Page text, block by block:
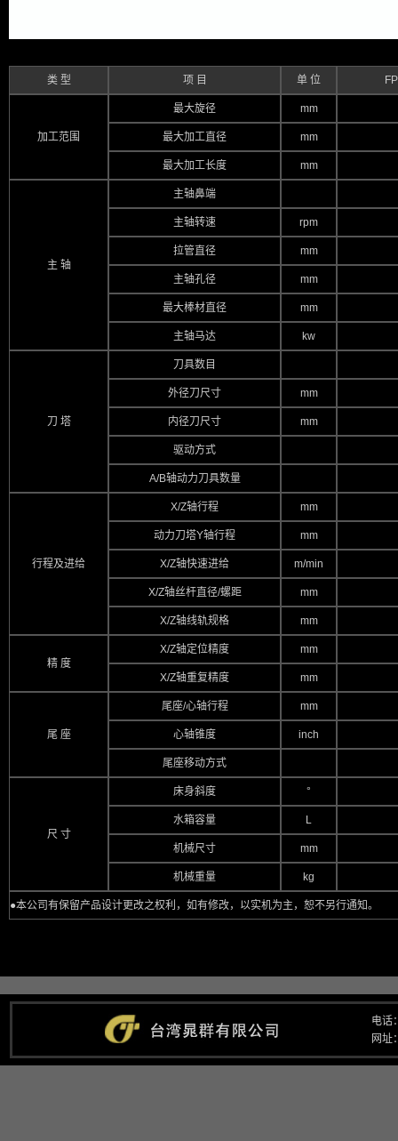
类 型 项 目 单 位
加工范围
最大旋径 mm
最大加工直径 mm
最大加工长度 mm
主 轴
主轴鼻端
主轴转速 rpm
拉管直径 mm
主轴孔径 mm
最大棒材直径 mm
主轴马达 kw
刀 塔
刀具数目
外径刀尺寸 mm
内径刀尺寸 mm
驱动方式
A/B轴动力刀具数量
行程及进给
X/Z轴行程 mm
动力刀塔Y轴行程 mm
X/Z轴快速进给 m/min
X/Z轴丝杆直径/螺距 mm
X/Z轴线轨规格 mm
精 度
X/Z轴定位精度 mm
X/Z轴重复精度 mm
尾 座
尾座/心轴行程 mm
心轴锥度 inch
尾座移动方式
尺 寸
床身斜度 °
水箱容量 L
机械尺寸 mm
机械重量 kg
●本公司有保留产品设计更改之权利，如有修改，以实机为主，恕不另行通知。
电话
网址